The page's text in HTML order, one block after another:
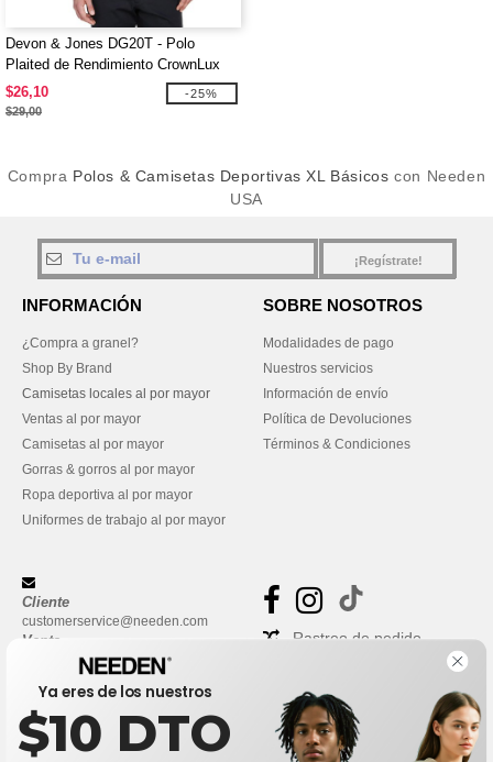
Devon & Jones DG20T - Polo
Plaited de Rendimiento CrownLux
para Hombre Alto
$26,10
$29,00
-25%
Compra Polos & Camisetas Deportivas XL Básicos con Needen
USA
¡Regístrate!
INFORMACIÓN
¿Compra a granel?
Shop By Brand
Camisetas locales al por mayor
Ventas al por mayor
Camisetas al por mayor
Gorras & gorros al por mayor
Ropa deportiva al por mayor
Uniformes de trabajo al por mayor
SOBRE NOSOTROS
Modalidades de pago
Nuestros servicios
Información de envío
Política de Devoluciones
Términos & Condiciones
Cliente
customerservice@needen.com
Venta
sales@needen.com
Rastreo de pedido
Ya eres de los nuestros
$10 DTO